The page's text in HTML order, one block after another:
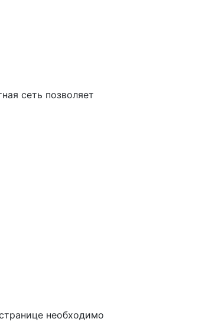
сеть позволяет
необходимо